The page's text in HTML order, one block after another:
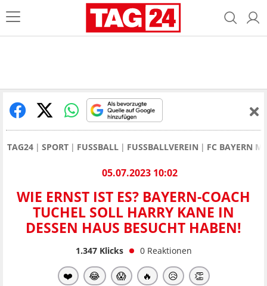
TAG24 SPORT FUSSBALL FUSSBALLVEREIN FC BAYERN
05.07.2023 10:02
WIE ERNST IST ES? BAYERN-COACH
TUCHEL SOLL HARRY KANE IN
DESSEN HAUS BESUCHT HABEN!
1.347Klicks 0 Reaktionen
❤️ 😂 😱 🔥 😥 👏